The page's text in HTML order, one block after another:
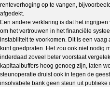
renteverhoging op te vangen,
afgedekt.
Een andere verklaring is dat het
om het vertrouwen in het financiële
instabiliteit te voorkomen. Dit is een
kunt goedpraten. Het zou ook niet nodig
inderdaad zoveel beter voorstaat
kapitaalbuffers hoog genoeg zijn, laten
steunoperatie druist ook in tegen de
insolvabele bank geen steun uit